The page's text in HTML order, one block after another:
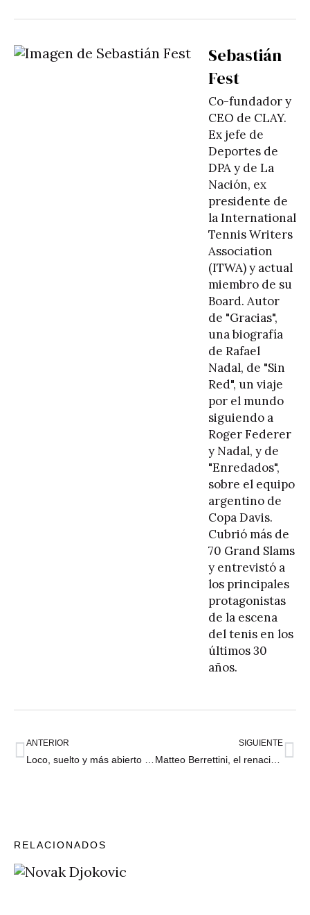
Sebastián
Fest
Co-fundador y
CEO de CLAY.
Ex jefe de
Deportes de
DPA y de La
Nación, ex
presidente de
la International
Tennis Writers
Association
(ITWA) y actual
miembro de su
Board. Autor
de "Gracias",
una biografía
de Rafael
Nadal, de "Sin
Red", un viaje
por el mundo
siguiendo a
Roger Federer
y Nadal, y de
"Enredados",
sobre el equipo
argentino de
Copa Davis.
Cubrió más de
70 Grand Slams
y entrevistó a
los principales
protagonistas
de la escena
del tenis en los
últimos 30
años.
ANTERIOR SIGUIENTE
Matteo Berrettini, el renacido: “Pensé que no podría volver, y por eso hoy me emocioné”
RELACIONADOS